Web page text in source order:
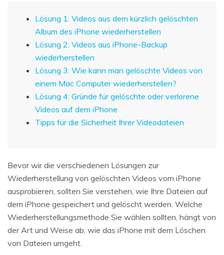
Lösung 1: Videos aus dem kürzlich gelöschten
Album des iPhone wiederherstellen
Lösung 2: Videos aus iPhone-Backup
wiederherstellen
Lösung 3: Wie kann man gelöschte Videos von
einem Mac Computer wiederherstellen?
Lösung 4: Gründe für gelöschte oder verlorene
Videos auf dem iPhone
Tipps für die Sicherheit Ihrer Videodateien
Bevor wir die verschiedenen Lösungen zur
Wiederherstellung von gelöschten Videos vom iPhone
ausprobieren, sollten Sie verstehen, wie Ihre Dateien auf
dem iPhone gespeichert und gelöscht werden. Welche
Wiederherstellungsmethode Sie wählen sollten, hängt von
der Art und Weise ab, wie das iPhone mit dem Löschen
von Dateien umgeht.